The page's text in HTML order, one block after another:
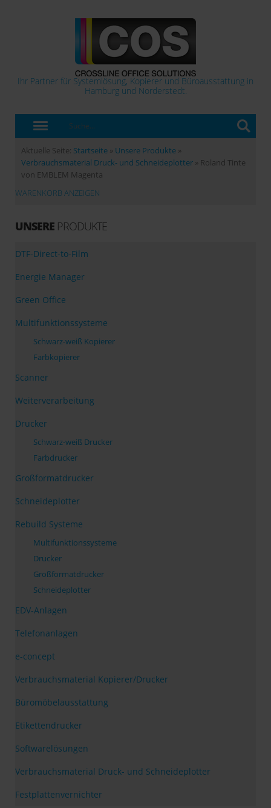
Ihr Partner für Systemlösung, Kopierer und Büroausstattung in
Hamburg und Norderstedt.
Aktuelle Seite: Startseite » Unsere Produkte »
Verbrauchsmaterial Druck- und Schneideplotter » Roland Tinte
von EMBLEM Magenta
WARENKORB ANZEIGEN
UNSERE PRODUKTE
DTF-Direct-to-Film
Energie Manager
Green Office
Multifunktionssysteme
Schwarz-weiß Kopierer
Farbkopierer
Scanner
Weiterverarbeitung
Drucker
Schwarz-weiß Drucker
Farbdrucker
Großformatdrucker
Schneideplotter
Rebuild Systeme
Multifunktionssysteme
Drucker
Großformatdrucker
Schneideplotter
EDV-Anlagen
Telefonanlagen
e-concept
Verbrauchsmaterial Kopierer/Drucker
Büromöbelausstattung
Etikettendrucker
Softwarelösungen
Verbrauchsmaterial Druck- und Schneideplotter
Festplattenvernichter